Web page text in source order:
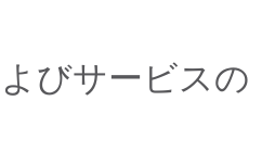
びサービスの